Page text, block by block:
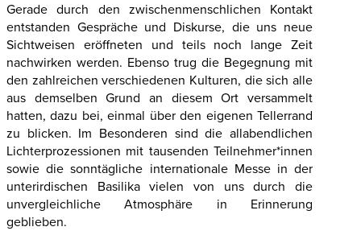
Gerade durch den zwischenmenschlichen Kontakt
entstanden Gespräche und Diskurse, die uns neue
Sichtweisen eröffneten und teils noch lange Zeit
nachwirken werden. Ebenso trug die Begegnung mit
den zahlreichen verschiedenen Kulturen, die sich alle
aus demselben Grund an diesem Ort versammelt
hatten, dazu bei, einmal über den eigenen Tellerrand
zu blicken. Im Besonderen sind die allabendlichen
Lichterprozessionen mit tausenden Teilnehmer*innen
sowie die sonntägliche internationale Messe in der
unterirdischen Basilika vielen von uns durch die
unvergleichliche Atmosphäre in Erinnerung
geblieben.